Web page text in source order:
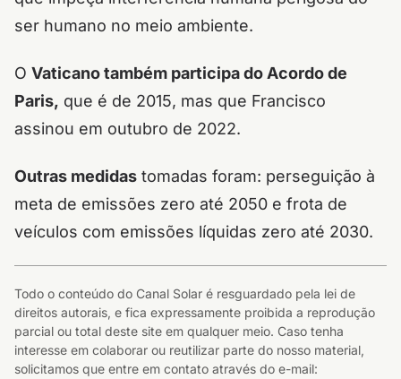
ser humano no meio ambiente.
O Vaticano também participa do Acordo de
Paris, que é de 2015, mas que Francisco
assinou em outubro de 2022.
Outras medidas tomadas foram: perseguição à
meta de emissões zero até 2050 e frota de
veículos com emissões líquidas zero até 2030.
Todo o conteúdo do Canal Solar é resguardado pela lei de
direitos autorais, e fica expressamente proibida a reprodução
parcial ou total deste site em qualquer meio. Caso tenha
interesse em colaborar ou reutilizar parte do nosso material,
solicitamos que entre em contato através do e-mail: